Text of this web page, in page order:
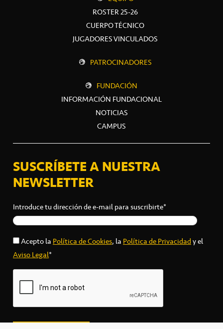
ROSTER 25-26
CUERPO TÉCNICO
JUGADORES VINCULADOS
PATROCINADORES
FUNDACIÓN
INFORMACIÓN FUNDACIONAL
NOTICIAS
CAMPUS
SUSCRÍBETE A NUESTRA
NEWSLETTER
Introduce tu dirección de e-mail para suscribirte*
Acepto laPolítica de Cookies, laPolítica de Privacidady el
Aviso Legal*